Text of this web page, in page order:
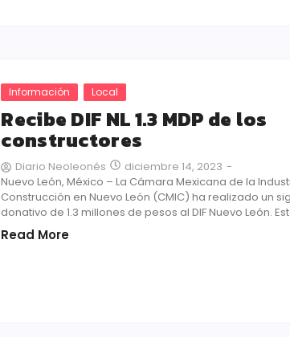
Información Local
Recibe DIF NL 1.3 MDP de los
constructores
Diario Neoleonés diciembre 14, 2023 -
Nuevo León, México – La Cámara Mexicana de la
Construcción en Nuevo León (CMIC) ha realizado un
donativo de 1.3 millones de pesos al DIF Nuevo León.
Read More